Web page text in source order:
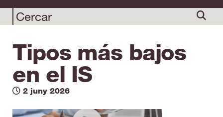
Tipos más bajos
en el IS
2 juny 2026